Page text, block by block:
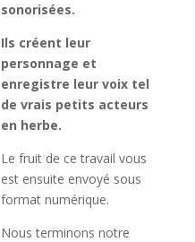
sonorisées.
Ils créent leur
personnage et
enregistre leur voix tel
de vrais petits acteurs
en herbe.
Le fruit de ce travail vous
est ensuite envoyé sous
format numérique.
Nous terminons notre